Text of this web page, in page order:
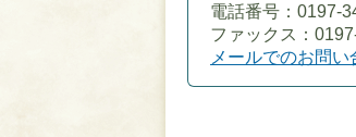
電話番号：0197-
ファックス：
メールでのお問い